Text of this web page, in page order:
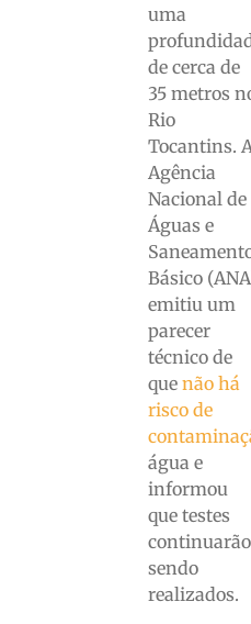
uma
de cerca de
35 metros
Rio
Tocantins.
Agência
Nacional de
Águas e
Básico
emitiu um
parecer
técnico de
quenão há
risco de
água e
informou
que testes
continuarão
sendo
realizados.